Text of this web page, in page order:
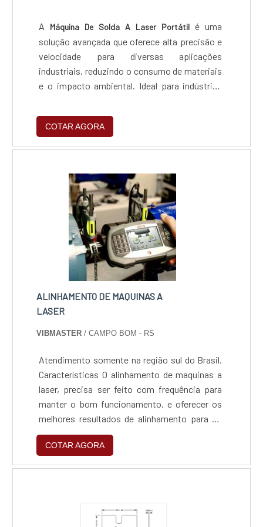
A Máquina De Solda A Laser Portátil é uma
solução avançada que oferece alta precisão e
velocidade para diversas aplicações
industriais, reduzindo o consumo de materiais
e o impacto ambiental. Ideal para indústrias
operacional, representa um investimento
estratégico para o futuro dos negócios.
COTAR AGORA
ALINHAMENTO DE MAQUINAS A
LASER
VIBMASTER / CAMPO BOM - RS
Atendimento somente na região sul do Brasil.
Características O alinhamento de maquinas a
laser, precisa ser feito com frequência para
manter o bom funcionamento, e oferecer os
melhores resultados de alinhamento para os
produtos. Aplicações Esse tipo de serviço
pode ser solicitado em diversos setores do
mercado, como por exemplo: - Setor
COTAR AGORA